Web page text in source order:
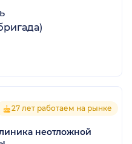
27 лет работаем на рынке
неотложной